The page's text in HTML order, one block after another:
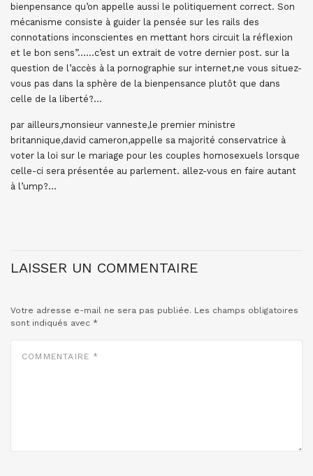
bienpensance qu’on appelle aussi le politiquement correct. Son
mécanisme consiste à guider la pensée sur les rails des
connotations inconscientes en mettant hors circuit la réflexion
et le bon sens”……c’est un extrait de votre dernier post. sur la
question de l’accès à la pornographie sur internet,ne vous situez-
vous pas dans la sphère de la bienpensance plutôt que dans
celle de la liberté?…
par ailleurs,monsieur vanneste,le premier ministre
britannique,david cameron,appelle sa majorité conservatrice à
voter la loi sur le mariage pour les couples homosexuels lorsque
celle-ci sera présentée au parlement. allez-vous en faire autant
à l’ump?…
LAISSER UN COMMENTAIRE
Votre adresse e-mail ne sera pas publiée. Les champs obligatoires
sont indiqués avec *
COMMENTAIRE